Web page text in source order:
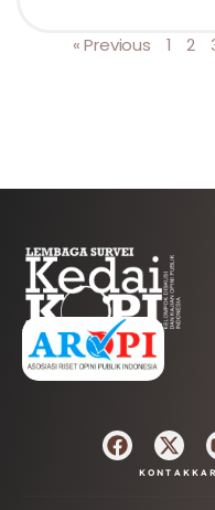
« Previous 1 2
AFILIASI
KONTAK